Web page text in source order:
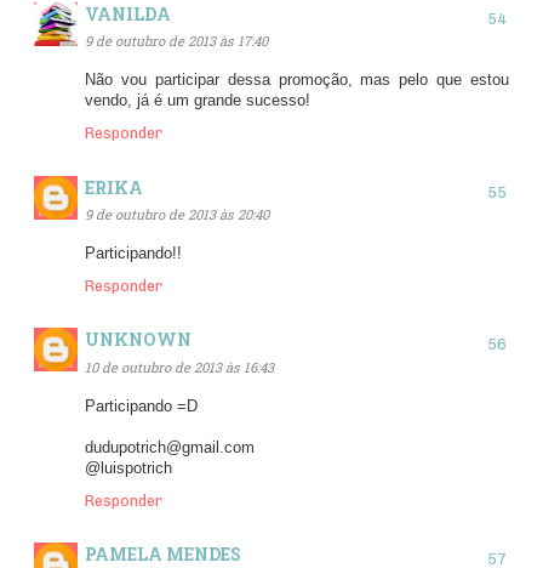
VANILDA
9 de outubro de 2013 às 17:40
Não vou participar dessa promoção, mas pelo que estou
vendo, já é um grande sucesso!
Responder
ERIKA
9 de outubro de 2013 às 20:40
Participando!!
Responder
UNKNOWN
10 de outubro de 2013 às 16:43
Participando =D
dudupotrich@gmail.com
@luispotrich
Responder
PAMELA MENDES